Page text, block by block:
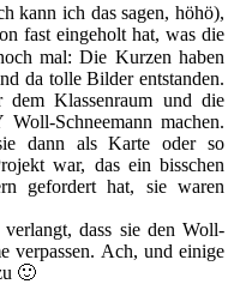
kann ich das sagen, höhö),
fast eingeholt hat, was die
mal: Die Kurzen haben
da tolle Bilder entstanden.
Klassenraum und die
Schneemann machen.
dann als Karte oder so
war, das ein bisschen
gefordert hat, sie waren
dass sie den Woll-
verpassen. Ach, und einige
🙂